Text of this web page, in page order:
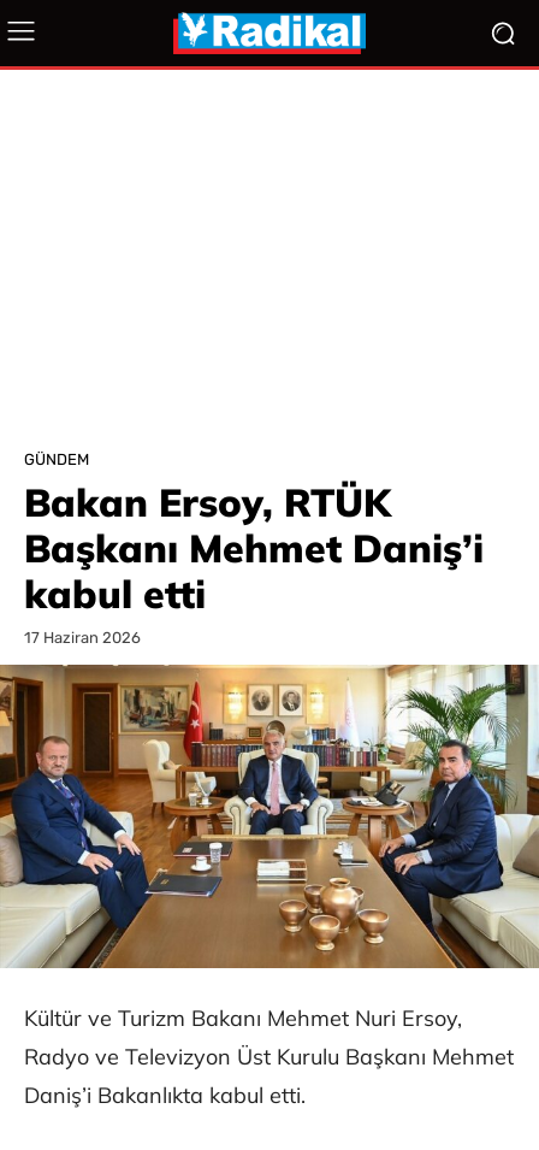
GÜNDEM
Bakan Ersoy, RTÜK
Başkanı Mehmet Daniş’i
kabul etti
17 Haziran 2026
Kültür ve Turizm Bakanı Mehmet Nuri Ersoy,
Radyo ve Televizyon Üst Kurulu Başkanı Mehmet
Daniş’i Bakanlıkta kabul etti.